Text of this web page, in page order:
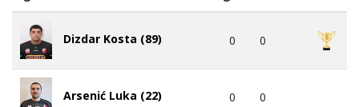
Dizdar Kosta (89) 0 0
Arsenić Luka (22) 0 0